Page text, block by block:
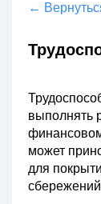
←
выполнять
финансовом
может
для